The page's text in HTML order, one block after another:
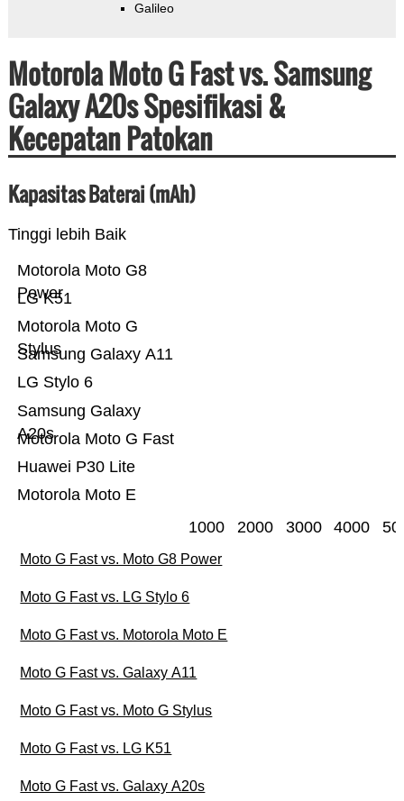
Galileo
Motorola Moto G Fast vs. Samsung
Galaxy A20s Spesifikasi &
Kecepatan Patokan
Kapasitas Baterai (mAh)
Tinggi lebih Baik
Motorola Moto E
Huawei P30 Lite
Motorola Moto G Fast
Samsung Galaxy
A20s
LG Stylo 6
Samsung Galaxy A11
Motorola Moto G
Stylus
LG K51
Motorola Moto G8
Power
1000 2000 3000 4000
Moto G Fast vs. Moto G8 Power
Moto G Fast vs. LG Stylo 6
Moto G Fast vs. Motorola Moto E
Moto G Fast vs. Galaxy A11
Moto G Fast vs. Moto G Stylus
Moto G Fast vs. LG K51
Moto G Fast vs. Galaxy A20s